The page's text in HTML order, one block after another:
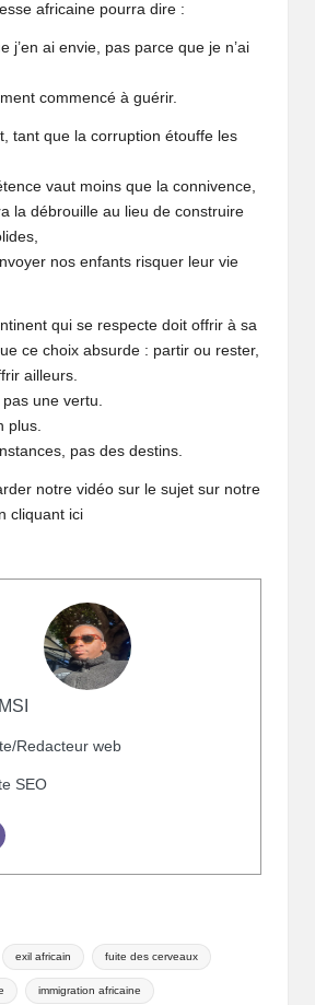
africaine pourra dire :
j’en ai envie, pas parce que je n’ai
commencé à guérir.
tant que la corruption étouffe les
vaut moins que la connivence,
la débrouille au lieu de construire
nos enfants risquer leur vie
qui se respecte doit offrir à sa
ce choix absurde : partir ou rester,
ailleurs.
pas une vertu.
plus.
pas des destins.
notre vidéo sur le sujet sur notre
cliquant ici
Redacteur web
SEO
exil africain fuite des cerveaux
immigration africaine